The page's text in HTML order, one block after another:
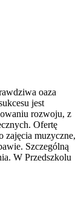
oaza
jest
rozwoju, z
Ofertę
zajęcia muzyczne,
Szczególną
W Przedszkolu